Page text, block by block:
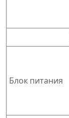
Блок питания